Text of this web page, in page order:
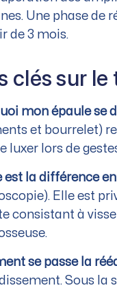
Une phase de
de 3 mois.
clés sur le
mon épaule se
et bourrelet)
luxer lors de
est la différence
Elle est
consistant à
se passe la
Sous